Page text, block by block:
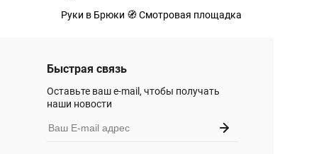
Руки в Брюки 🧭 Смотровая площадка
Быстрая связь
Оставьте ваш e-mail, чтобы получать
наши новости